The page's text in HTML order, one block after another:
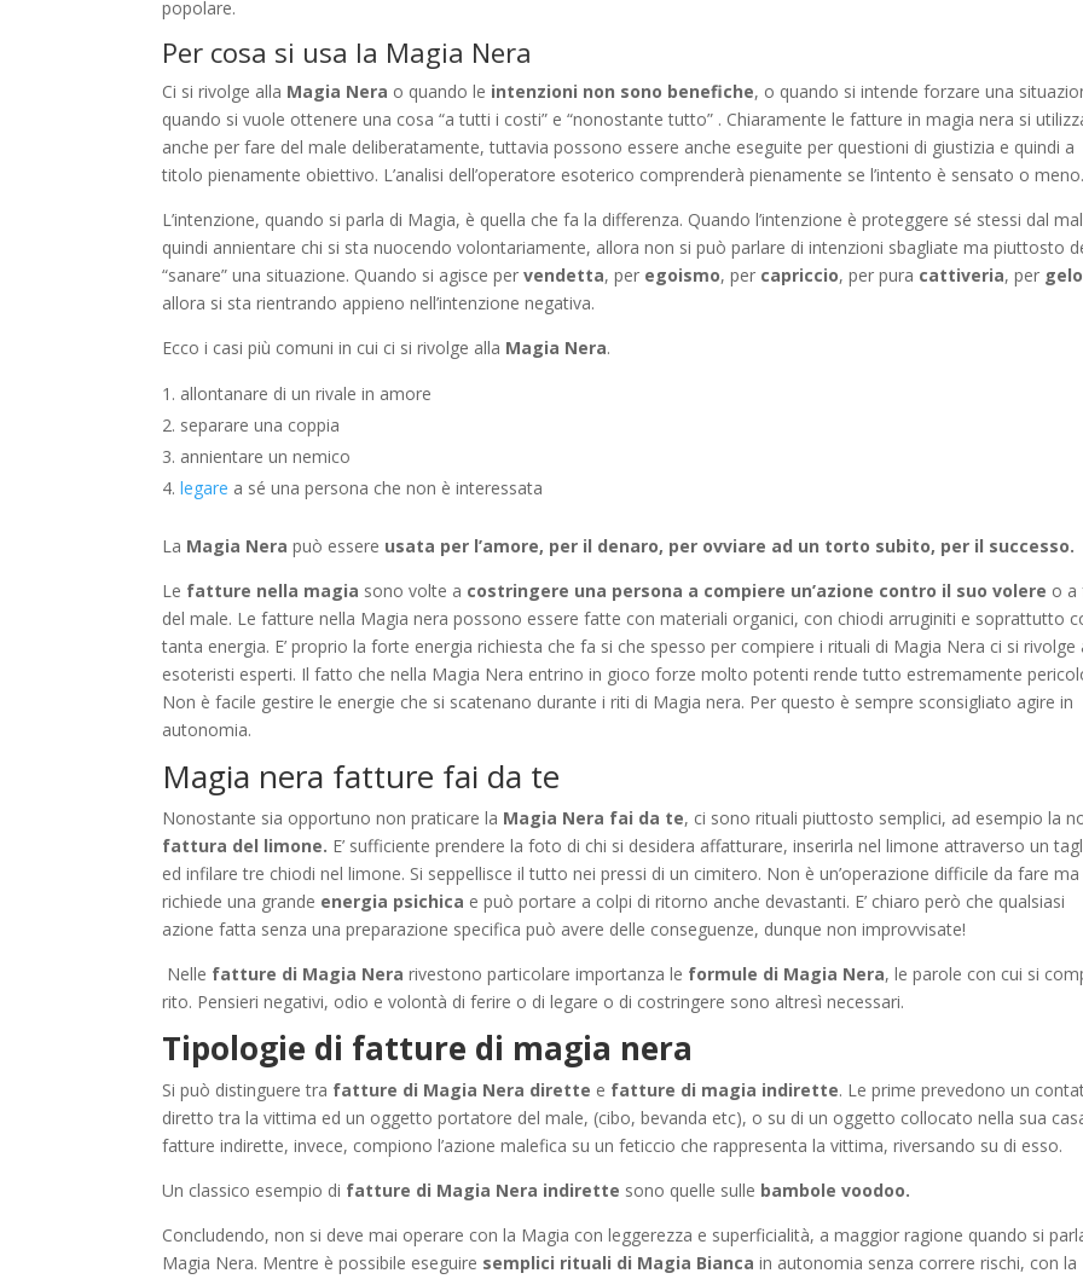
popolare.
Per cosa si usa la Magia Nera
Ci si rivolge alla Magia Nera o quando le intenzioni non sono benefiche, o quando si intende forzare una
quando si vuole ottenere una cosa “a tutti i costi” e “nonostante tutto” . Chiaramente le fatture in magia nera si
anche per fare del male deliberatamente, tuttavia possono essere anche eseguite per questioni di giustizia e quindi a
titolo pienamente obiettivo. L’analisi dell’operatore esoterico comprenderà pienamente se l’intento è sensato o meno.
L’intenzione, quando si parla di Magia, è quella che fa la differenza. Quando l’intenzione è proteggere sé stessi dal
quindi annientare chi si sta nuocendo volontariamente, allora non si può parlare di intenzioni sbagliate ma piuttosto
“sanare” una situazione. Quando si agisce pervendetta, per egoismo, per capriccio, per pura cattiveria, per
allora si sta rientrando appieno nell’intenzione negativa.
Ecco i casi più comuni in cui ci si rivolge alla Magia Nera.
allontanare di un rivale in amore
separare una coppia
annientare un nemico
legare a sé una persona che non è interessata
La Magia Nera può essere usata per l’amore, per il denaro, per ovviare ad un torto subito, per il successo.
Le fatture nella magia sono volte a costringere una persona a compiere un’azione contro il suo volere o a
del male. Le fatture nella Magia nera possono essere fatte con materiali organici, con chiodi arruginiti e soprattutto
tanta energia. E’ proprio la forte energia richiesta che fa si che spesso per compiere i rituali di Magia Nera ci si rivolge
esoteristi esperti. Il fatto che nella Magia Nera entrino in gioco forze molto potenti rende tutto estremamente
Non è facile gestire le energie che si scatenano durante i riti di Magia nera. Per questo è sempre sconsigliato agire in
autonomia.
Magia nera fatture fai da te
Nonostante sia opportuno non praticare la Magia Nera fai da te, ci sono rituali piuttosto semplici, ad esempio la
fattura del limone. E’ sufficiente prendere la foto di chi si desidera affatturare, inserirla nel limone attraverso un
ed infilare tre chiodi nel limone. Si seppellisce il tutto nei pressi di un cimitero. Non è un’operazione difficile da fare ma
richiede una grande energia psichica e può portare a colpi di ritorno anche devastanti. E’ chiaro però che qualsiasi
azione fatta senza una preparazione specifica può avere delle conseguenze, dunque non improvvisate!
Nelle fatture di Magia Nera rivestono particolare importanza le formule di Magia Nera, le parole con cui si
rito. Pensieri negativi, odio e volontà di ferire o di legare o di costringere sono altresì necessari.
Tipologie di fatture di magia nera
Si può distinguere tra fatture di Magia Nera dirette e fatture di magia indirette. Le prime prevedono un
diretto tra la vittima ed un oggetto portatore del male, (cibo, bevanda etc), o su di un oggetto collocato nella sua
fatture indirette, invece, compiono l’azione malefica su un feticcio che rappresenta la vittima, riversando su di esso.
Un classico esempio di fatture di Magia Nera indirette sono quelle sulle bambole voodoo.
Concludendo, non si deve mai operare con la Magia con leggerezza e superficialità, a maggior ragione quando si
Magia Nera. Mentre è possibile eseguire semplici rituali di Magia Bianca in autonomia senza correre rischi, con la